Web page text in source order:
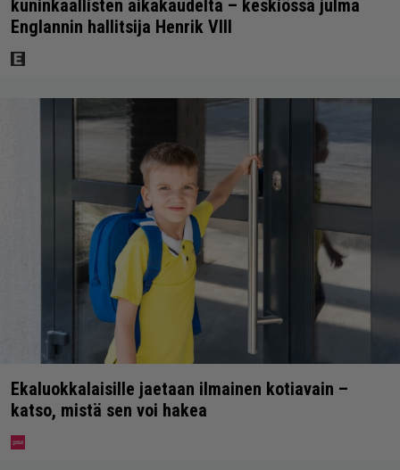
kuninkaallisten aikakaudelta – keskiössä julma
Englannin hallitsija Henrik VIII
Ekaluokkalaisille jaetaan ilmainen kotiavain –
katso, mistä sen voi hakea